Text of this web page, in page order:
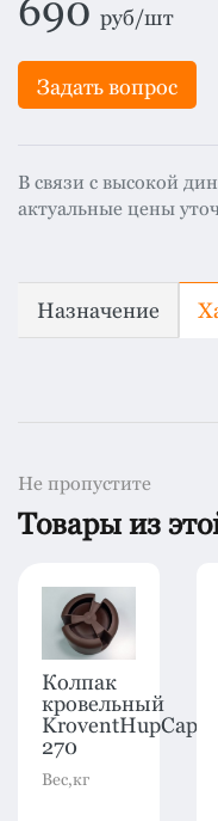
690 руб/шт
Задать вопрос
В связи с высокой
актуальные цены
Назначение
Не пропустите
Товары из
Колпак
кровельный
KroventHupCap
270
Вес,кг